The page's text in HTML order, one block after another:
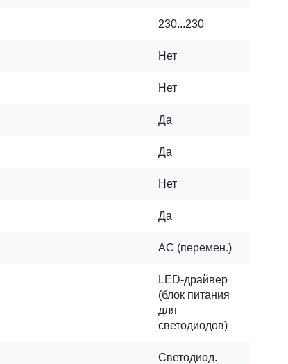
230...230
Нет
Нет
Да
Да
Нет
Да
AC (перемен.)
LED-драйвер
(блок питания
для
светодиодов)
Светодиод.